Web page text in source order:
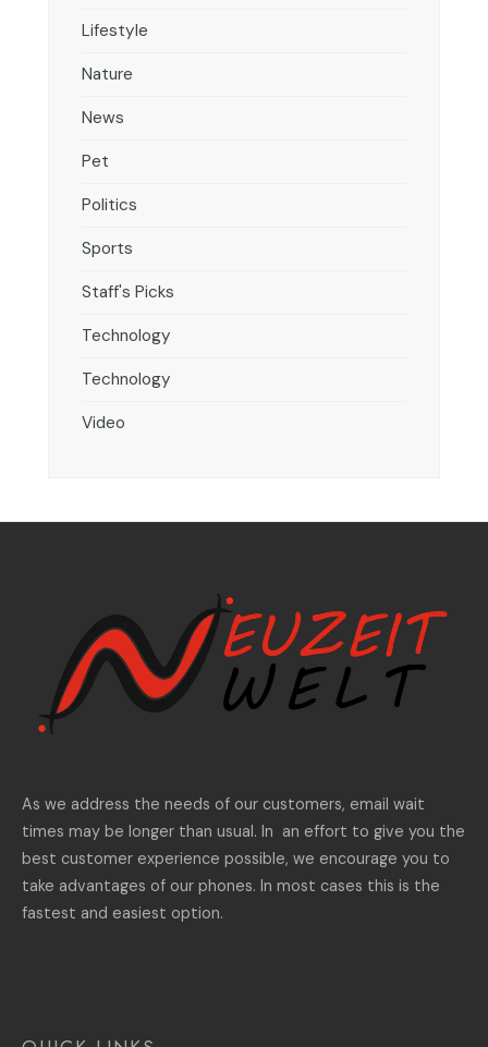
Lifestyle
Nature
News
Pet
Politics
Sports
Staff's Picks
Technology
Technology
Video
As we address the needs of our customers, email wait
times may be longer than usual. In an effort to give you the
best customer experience possible, we encourage you to
take advantages of our phones. In most cases this is the
fastest and easiest option.